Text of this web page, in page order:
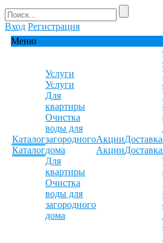
Вход Регистрация
Меню
Каталог
Каталог
Услуги
Услуги
Для
квартиры
Очистка
воды для
загородного
дома
Для
квартиры
Очистка
воды для
загородного
дома
Акции
Акции
Доставка
Доставка